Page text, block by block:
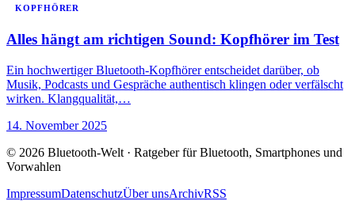
KOPFHÖRER
Alles hängt am richtigen Sound: Kopfhörer im Test
Ein hochwertiger Bluetooth-Kopfhörer entscheidet darüber, ob
Musik, Podcasts und Gespräche authentisch klingen oder verfälscht
wirken. Klangqualität,…
14. November 2025
© 2026 Bluetooth-Welt · Ratgeber für Bluetooth, Smartphones und
Vorwahlen
ImpressumDatenschutzÜber unsArchivRSS